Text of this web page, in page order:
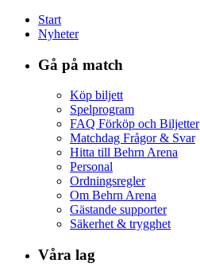
Start
Nyheter
Gå på match
Köp biljett
Spelprogram
FAQ Förköp och Biljetter
Matchdag Frågor & Svar
Hitta till Behrn Arena
Personal
Ordningsregler
Om Behrn Arena
Gästande supporter
Säkerhet & trygghet
Våra lag